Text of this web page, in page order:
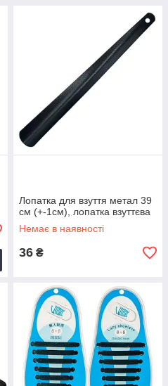
Лопатка для взуття метал 39
см (+-1см), лопатка взуттєва
Немає в наявності
36 ₴